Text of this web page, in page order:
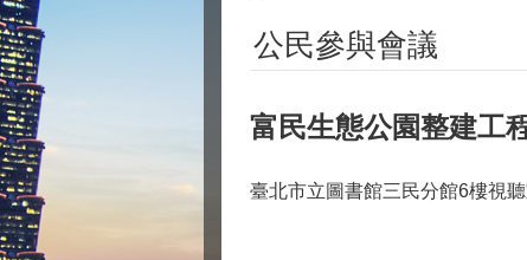
公民參與會議
富民生態公園整建工
臺北市立圖書館三民分館6樓視